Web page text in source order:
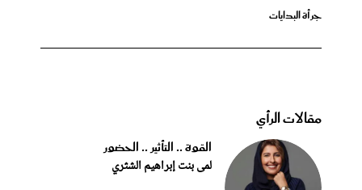
جرأة البدايات
مقالات الرأي
القوة .. التأثير .. الحضور
لمى بنت إبراهيم الشثري